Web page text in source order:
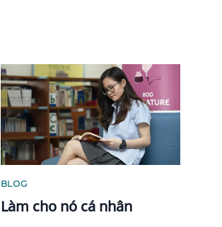
News image
BLOG
Làm cho nó cá nhân